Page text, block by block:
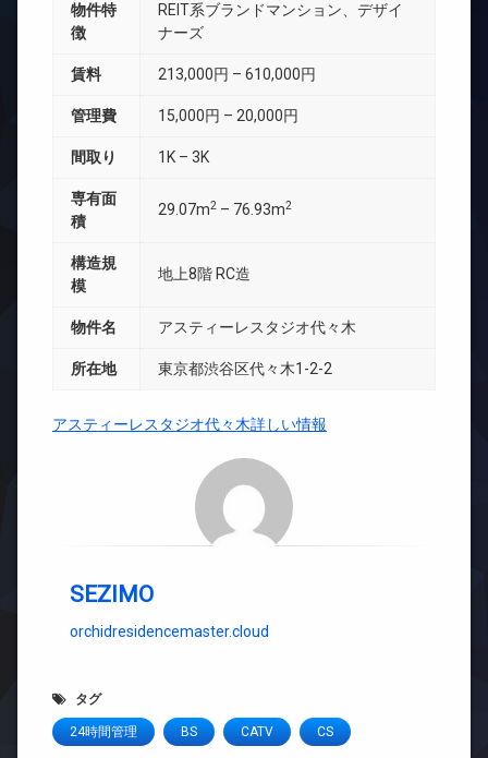
物件特
徴
REIT系ブランドマンション、デザイ
ナーズ
賃料 213,000円 – 610,000円
管理費 15,000円 – 20,000円
間取り 1K – 3K
専有面
積
29.07m2 – 76.93m2
構造規
模
地上8階 RC造
物件名 アスティーレスタジオ代々木
所在地 東京都渋谷区代々木1-2-2
アスティーレスタジオ代々木詳しい情報
SEZIMO
orchidresidencemaster.cloud
タグ
24時間管理 BS CATV CS